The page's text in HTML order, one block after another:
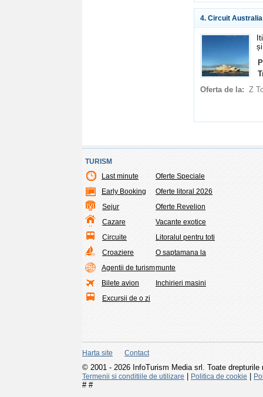
4. Circuit
Oferta de la: Z
TURISM
Last minute
Early Booking
Sejur
Cazare
Circuite
Croaziere
Agentii de turism
Bilete avion
Excursii de o zi
Oferte Speciale
Oferte litoral 2026
Oferte Revelion
Vacante exotice
Litoralul pentru toti
O saptamana la
munte
Inchirieri masini
Harta site Contact
© 2001 - 2026 InfoTurism Media srl. Toate drepturile
Termenii si conditiile de utilizare Politica de cookie
# #